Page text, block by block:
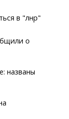
в "лнр"
о
названы